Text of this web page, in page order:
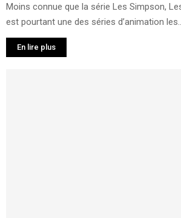
Moins connue que la série Les Simpson,
est pourtant une des séries d’animation
En lire plus